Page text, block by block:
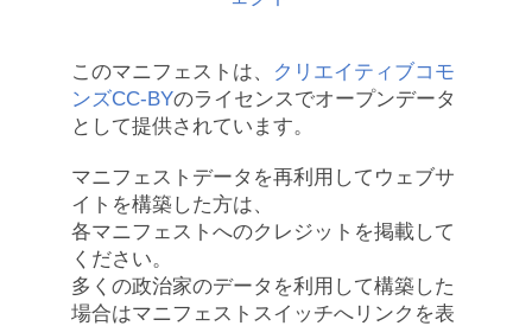
このマニフェストは、
クリエイティブコモ
ンズCC-BYのライセンスでオープンデータ
として提供されています。
マニフェストデータを再利用してウェブサ
イトを構築した方は、
各マニフェストへのクレジットを掲載して
ください。
多くの政治家のデータを利用して構築した
場合はマニフェストスイッチへリンクを表